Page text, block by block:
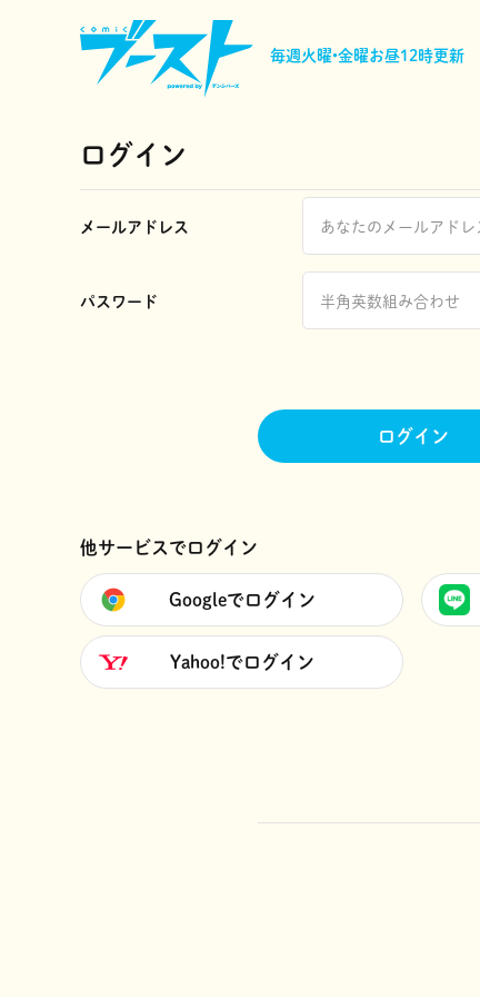
毎週火曜•金曜お昼12時更新
ログイン
メールアドレス
パスワード
ログイン
他サービスでログイン
Googleでログイン
Yahoo!でログイン